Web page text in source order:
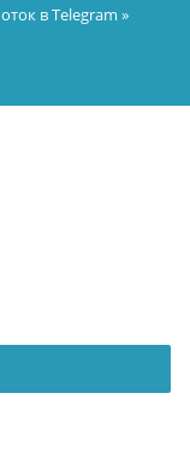
в Telegram »